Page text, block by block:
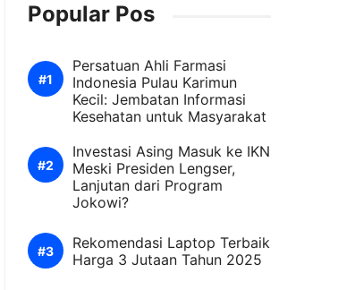
Popular Pos
Persatuan Ahli Farmasi
Indonesia Pulau Karimun
Kecil: Jembatan Informasi
Kesehatan untuk Masyarakat
Investasi Asing Masuk ke IKN
Meski Presiden Lengser,
Lanjutan dari Program
Jokowi?
Rekomendasi Laptop Terbaik
Harga 3 Jutaan Tahun 2025